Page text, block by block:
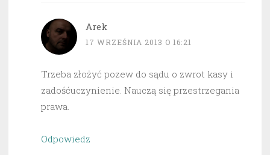
Arek
17 WRZEŚNIA 2013 O 16:21
Trzeba złożyć pozew do sądu o zwrot kasy i
zadośćuczynienie. Nauczą się przestrzegania
prawa.
Odpowiedz